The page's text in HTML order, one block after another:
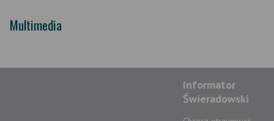
Multimedia
Informator
Świeradowski